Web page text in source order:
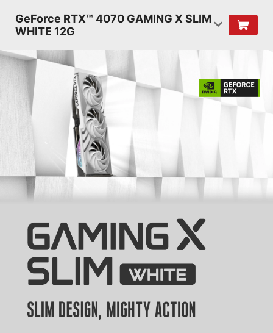
GeForce RTX™ 4070 GAMING X SLIM
WHITE 12G